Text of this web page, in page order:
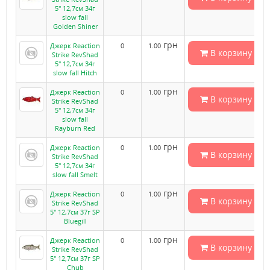
5" 12,7см 34г
slow fall
Golden Shiner
Джерк Reaction
Strike RevShad
5" 12,7см 34г
slow fall Hitch
0 1.00 грн
В корзину
Джерк Reaction
Strike RevShad
5" 12,7см 34г
slow fall
Rayburn Red
0 1.00 грн
В корзину
Джерк Reaction
Strike RevShad
5" 12,7см 34г
slow fall Smelt
0 1.00 грн
В корзину
Джерк Reaction
Strike RevShad
5" 12,7см 37г SP
Bluegill
0 1.00 грн
В корзину
Джерк Reaction
Strike RevShad
5" 12,7см 37г SP
Chub
0 1.00 грн
В корзину